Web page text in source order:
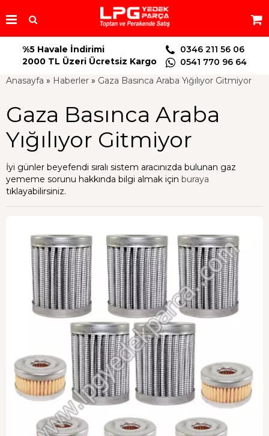
%5 Havale İndirimi
2000 TL Üzeri Ücretsiz Kargo
0346 211 56 06
0541 770 96 64
Anasayfa » Haberler » Gaza Basınca Araba Yığılıyor Gitmiyor
Gaza Basınca Araba
Yığılıyor Gitmiyor
İyi günler beyefendi sıralı sistem aracınızda bulunan gaz
yememe sorunu hakkında bilgi almak için buraya
tıklayabilirsiniz.